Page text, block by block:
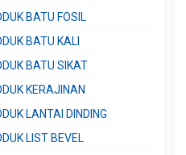
BATU FOSIL
BATU KALI
BATU SIKAT
KERAJINAN
LANTAI DINDING
LIST BEVEL